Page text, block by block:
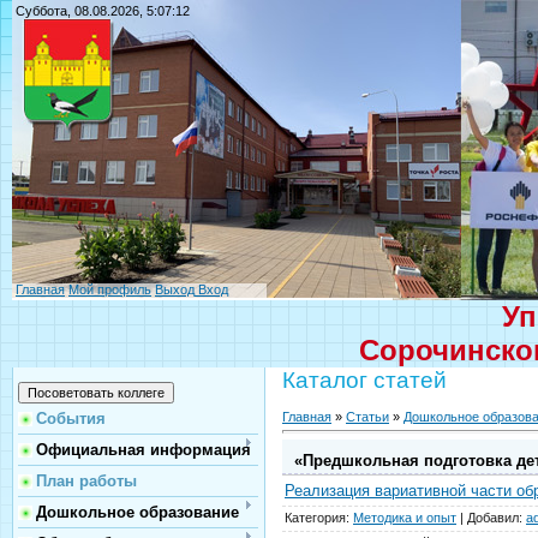
Суббота, 08.08.2026, 5:07:12
Главная Мой профиль Выход Вход
События
Официальная информация
План работы
Дошкольное образование
Каталог статей
Главная » Статьи » Дошкольное
«Предшкольная подготовка
Реализация вариативной части
Категория: Методика и опыт | Добавил: